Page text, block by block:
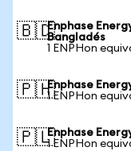
🇧🇩Enphase
Bangladés
1 ENPHon
🇵🇭Enphase
1 ENPHon
🇵🇱Enphase
1 ENPHon